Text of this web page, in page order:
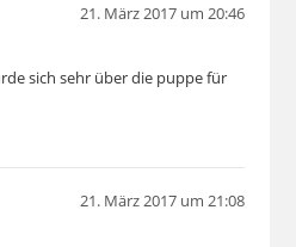
21. März 2017 um 20:46
sich sehr über die puppe für
21. März 2017 um 21:08